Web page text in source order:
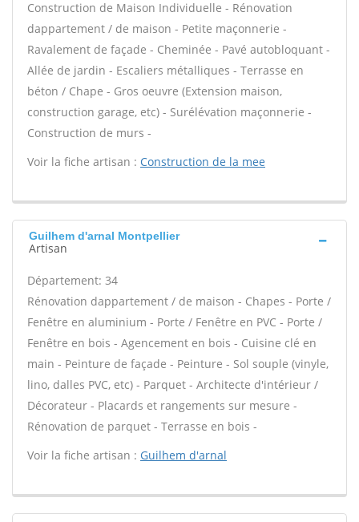
Construction de Maison Individuelle - Rénovation
dappartement / de maison - Petite maçonnerie -
Ravalement de façade - Cheminée - Pavé autobloquant -
Allée de jardin - Escaliers métalliques - Terrasse en
béton / Chape - Gros oeuvre (Extension maison,
construction garage, etc) - Surélévation maçonnerie -
Construction de murs -
Voir la fiche artisan : Construction de la mee
Guilhem d'arnal Montpellier
Artisan
Département: 34
Rénovation dappartement / de maison - Chapes - Porte /
Fenêtre en aluminium - Porte / Fenêtre en PVC - Porte /
Fenêtre en bois - Agencement en bois - Cuisine clé en
main - Peinture de façade - Peinture - Sol souple (vinyle,
lino, dalles PVC, etc) - Parquet - Architecte d'intérieur /
Décorateur - Placards et rangements sur mesure -
Rénovation de parquet - Terrasse en bois -
Voir la fiche artisan : Guilhem d'arnal